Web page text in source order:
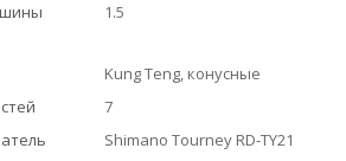
1.5
Kung Teng, конусные
7
Shimano Tourney RD-TY21